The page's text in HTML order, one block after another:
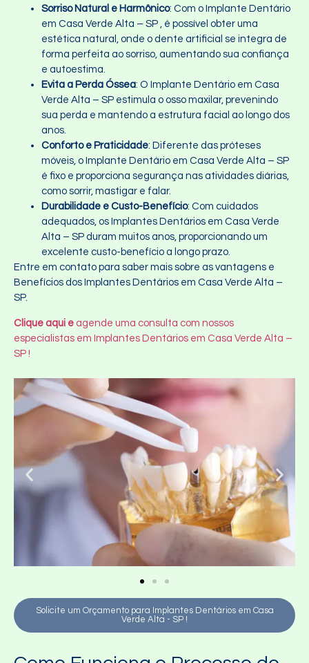
Sorriso Natural e Harmônico: Com o Implante Dentário
em Casa Verde Alta – SP , é possível obter uma
estética natural, onde o dente artificial se integra de
forma perfeita ao sorriso, aumentando sua confiança
e autoestima.
Evita a Perda Óssea: O Implante Dentário em Casa
Verde Alta – SP estimula o osso maxilar, prevenindo
sua perda e mantendo a estrutura facial ao longo dos
anos.
Conforto e Praticidade: Diferente das próteses
móveis, o Implante Dentário em Casa Verde Alta – SP
é fixo e proporciona segurança nas atividades diárias,
como sorrir, mastigar e falar.
Durabilidade e Custo-Benefício: Com cuidados
adequados, os Implantes Dentários em Casa Verde
Alta – SP duram muitos anos, proporcionando um
excelente custo-benefício a longo prazo.
Entre em contato para saber mais sobre as vantagens e
Benefícios dos Implantes Dentários em Casa Verde Alta –
SP.
Clique aqui e agende uma consulta com nossos
especialistas em Implantes Dentários em Casa Verde Alta –
SP !
Solicite um Orçamento para Implantes Dentários em Casa
Verde Alta - SP !